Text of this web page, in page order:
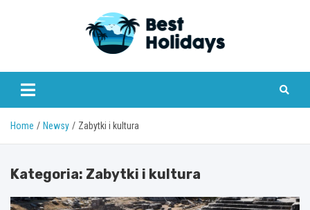
bestholidays.pl
Home Newsy Zabytki i kultura
Kategoria: Zabytki i kultura